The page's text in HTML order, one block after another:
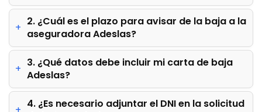
2. ¿Cuál es el plazo para avisar de la baja a la
aseguradora Adeslas?
3. ¿Qué datos debe incluir mi carta de baja
Adeslas?
4. ¿Es necesario adjuntar el DNI en la solicitud